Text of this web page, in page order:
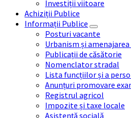
Investiții viitoare
Achiziții Publice
Informații Publice
Posturi vacante
Urbanism și
Publicații de căsătorie
Nomenclator stradal
Lista funcțiilor și a
Anunțuri promovare
Registrul agricol
Impozite și taxe locale
Asistență socială